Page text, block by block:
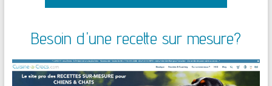
Besoin d'une recette sur mesure?